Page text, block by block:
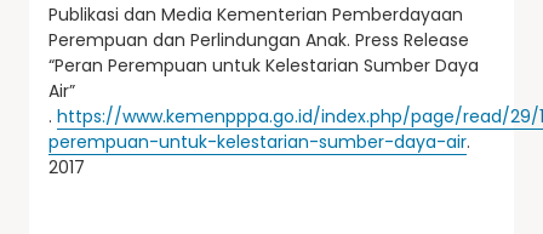
Publikasi dan Media Kementerian Pemberdayaan
Perempuan dan Perlindungan Anak. Press Release
“Peran Perempuan untuk Kelestarian Sumber Daya
Air”
. https://www.kemenpppa.go.id/index.php/page/read/
perempuan-untuk-kelestarian-sumber-daya-air.
2017